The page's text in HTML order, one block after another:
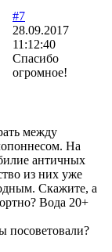
#7
28.09.2017
11:12:40
Спасибо
огромное!
между
На
античных
из них уже
Скажите, а
Вода 20+
посоветовали?